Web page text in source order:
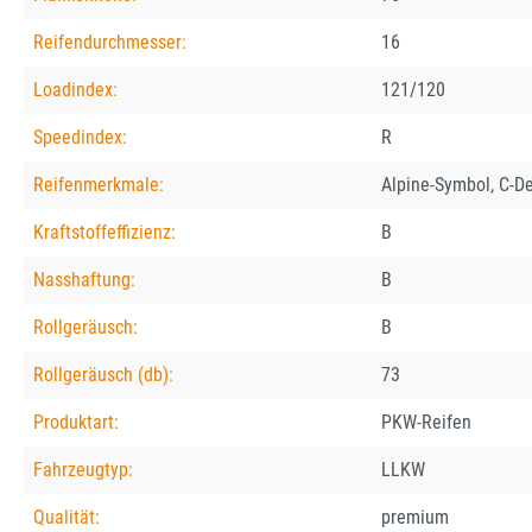
Reifendurchmesser: 16
Loadindex: 121/120
Speedindex: R
Reifenmerkmale: Alpine-Symbol, C-
Kraftstoffeffizienz: B
Nasshaftung: B
Rollgeräusch: B
Rollgeräusch (db): 73
Produktart: PKW-Reifen
Fahrzeugtyp: LLKW
Qualität: premium